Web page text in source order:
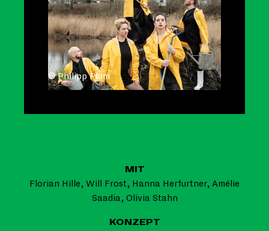
© Philipp Plum
MIT
Florian Hille, Will Frost, Hanna Herfurtner, Amélie
Saadia, Olivia Stahn
KONZEPT